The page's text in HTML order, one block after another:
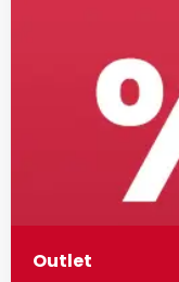
Outlet